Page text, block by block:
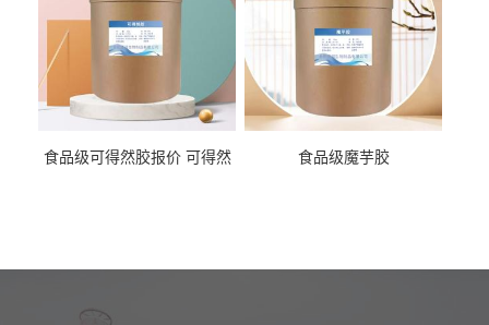
食品级可得然胶报价 可得然
食品级魔芋胶